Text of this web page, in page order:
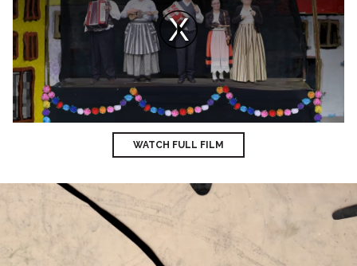
window.
WATCH FULL FILM